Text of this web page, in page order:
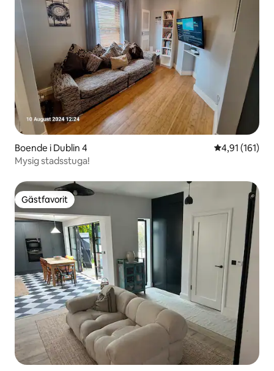
Boende i Dublin 4 4,91 av 5 i
4,91 (161)
Mysig stadsstuga!
Gästfavorit
Gästfavorit